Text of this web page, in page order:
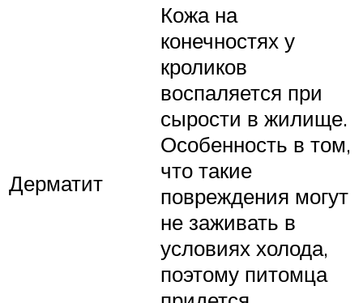
Дерматит
Кожа на
конечностях у
кроликов
воспаляется при
сырости в жилище.
Особенность в том,
что такие
повреждения могут
не заживать в
условиях холода,
поэтому питомца